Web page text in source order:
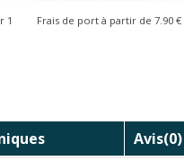
1 Frais de port à partir de 7.90 €
Avis(0)